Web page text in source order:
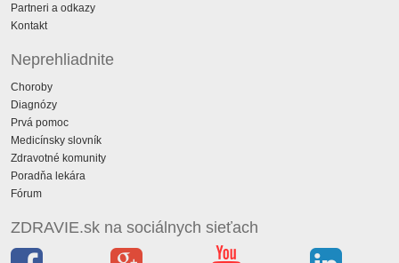
Partneri a odkazy
Kontakt
Neprehliadnite
Choroby
Diagnózy
Prvá pomoc
Medicínsky slovník
Zdravotné komunity
Poradňa lekára
Fórum
ZDRAVIE.sk na sociálnych sieťach